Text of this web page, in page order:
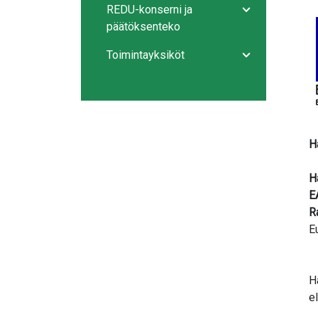
Avaa/sulje
REDU-konserni ja
päätöksenteko
Toimintayksiköt